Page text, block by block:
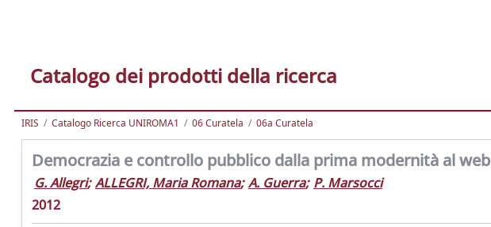
Catalogo dei prodotti della ricerca
IRIS Catalogo Ricerca UNIROMA1 06 Curatela 06a Curatela
Democrazia e controllo pubblico dalla prima modernità al web
G. Allegri; ALLEGRI, Maria Romana; A. Guerra; P. Marsocci
2012